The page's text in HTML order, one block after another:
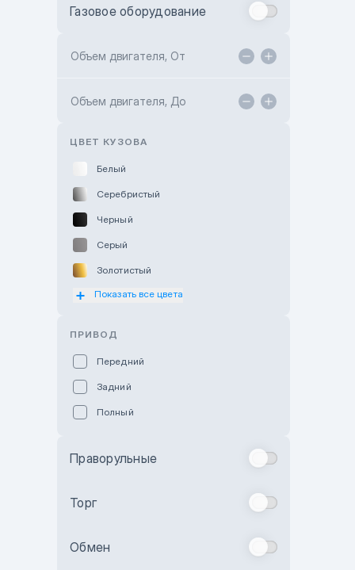
Toyota Kokshetau
Hyundai ShymCity
Газовое оборудование
Объем двигателя, От
Объем двигателя, До
ЦВЕТ КУЗОВА
Белый
Серебристый
Черный
Серый
Золотистый
Оранжевый
Бежевый
Показать все цвета
ПРИВОД
Передний
Задний
Полный
Праворульные
Торг
Обмен